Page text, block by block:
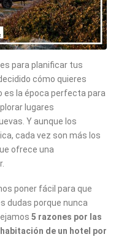
para planificar tus
cómo quieres
es la época perfecta para
lugares
Y aunque los
cada vez son más los
ofrece una
poner fácil para que
dudas porque nunca
5 razones por las
de un hotel por